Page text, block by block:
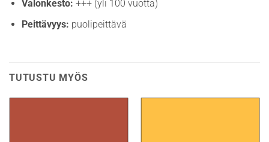
Valonkesto: +++ (yli 100 vuotta)
Peittävyys: puolipeittävä
TUTUSTU MYÖS